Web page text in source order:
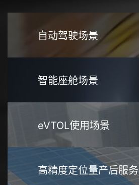
自动驾驶场景
智能座舱场景
eVTOL使用场景
高精度定位量产后服务